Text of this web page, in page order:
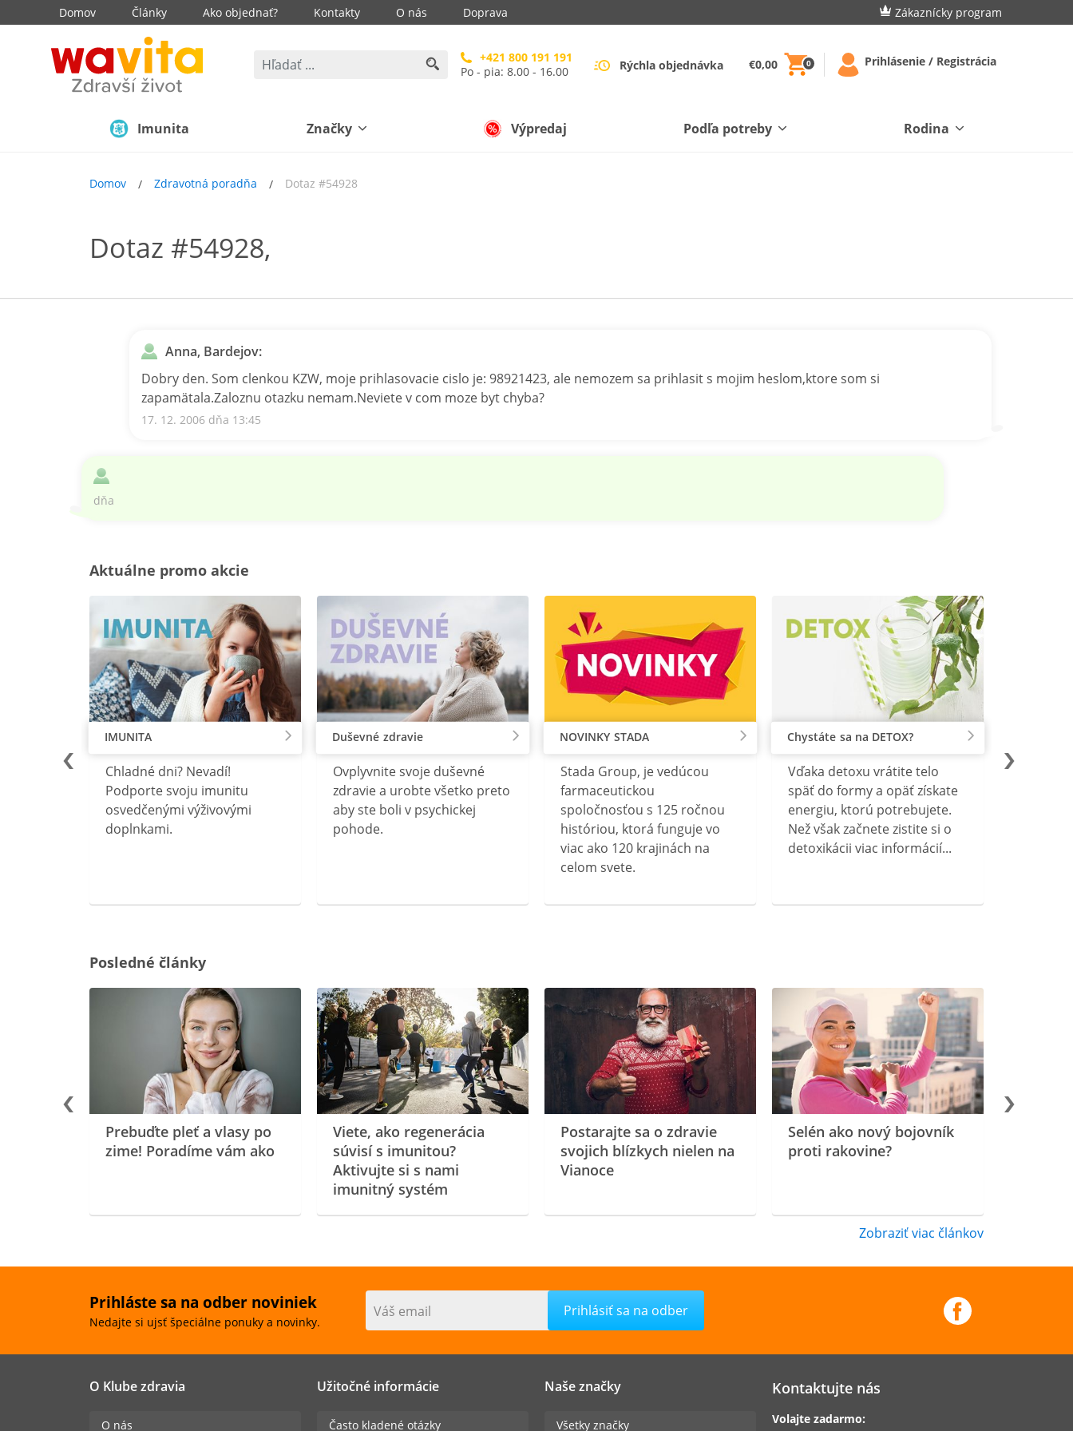
Domov Články Ako objednať? Kontakty O nás Doprava Zákaznícky program
+421 800 191 191
Po - pia: 8.00 - 16.00
Rýchla objednávka €0,00 0 Prihlásenie / Registrácia
Imunita Značky Výpredaj Podľa potreby Rodina
Domov Zdravotná poradňa Dotaz #54928
Dotaz #54928,
Anna, Bardejov:
Dobry den. Som clenkou KZW, moje prihlasovacie cislo je: 98921423, ale nemozem sa prihlasit s mojim heslom,ktore som si
zapamätala.Zaloznu otazku nemam.Neviete v com moze byt chyba?
17. 12. 2006 dňa 13:45
dňa
Aktuálne promo akcie
IMUNITA
Chladné dni? Nevadí!
Podporte svoju imunitu
osvedčenými výživovými
doplnkami.
Duševné zdravie
Ovplyvnite svoje duševné
zdravie a urobte všetko preto
aby ste boli v psychickej
pohode.
NOVINKY STADA
Stada Group, je vedúcou
farmaceutickou
spoločnosťou s 125 ročnou
históriou, ktorá funguje vo
viac ako 120 krajinách na
celom svete.
Chystáte sa na DETOX?
Vďaka detoxu vrátite telo
späť do formy a opäť získate
energiu, ktorú potrebujete.
Než však začnete zistite si o
detoxikácii viac informácií...
Posledné články
Prebuďte pleť a vlasy po
zime! Poradíme vám ako
Viete, ako regenerácia
súvisí s imunitou?
Aktivujte si s nami
imunitný systém
Postarajte sa o zdravie
svojich blízkych nielen na
Vianoce
Selén ako nový bojovník
proti rakovine?
Zobraziť viac článkov
Prihláste sa na odber noviniek
Nedajte si ujsť špeciálne ponuky a novinky.
Váš email
O Klube zdravia
O nás
Užitočné informácie
Často kladené otázky
Naše značky
Všetky značky
Kontaktujte nás
Volajte zadarmo: